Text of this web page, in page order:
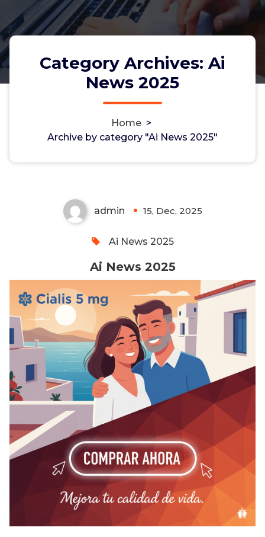
Category Archives: Ai
News 2025
Home >
Archive by category "Ai News 2025"
admin 15, Dec, 2025
Ai News 2025
Ai News 2025